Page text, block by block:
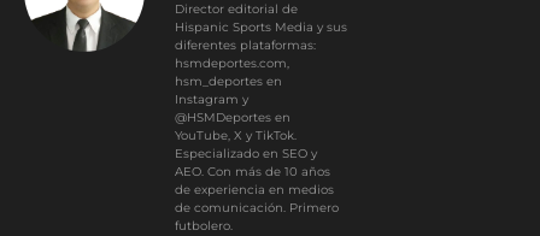
Director editorial de
Hispanic Sports Media y sus
diferentes plataformas:
hsmdeportes.com,
hsm_deportes en
Instagram y
@HSMDeportes en
YouTube, X y TikTok.
Especializado en SEO y
AEO. Con más de 10 años
de experiencia en medios
de comunicación. Primero
futbolero.